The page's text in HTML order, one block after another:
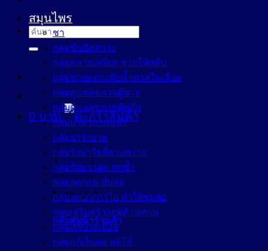
ค้นหา:
0 บาท
ไม่มีสินค้าในตะกร้า
กลับสู่หน้าร้านค้า
สมุนไพร
ชา
กลุ่มขับปัสสาวะ
กลุ่มคลายเครียด ช่วยให้หลับ
กลุ่มช่วยลดระดับน้ำตาลในเลือด
กลุ่มดูแลสุขภาพผู้ชาย
กลุ่มดูแลสุขภาพผู้หญิง
กลุ่มยาทาภายนอก
กลุ่มยาระบาย
กลุ่มรักษาริดสีดวงทวาร
กลุ่มรักษาแผล ฟกช้ำ
กลุ่มลดกรด ขับลม
กลุ่มลดอาการไอ ทำให้ชุ่มคอ
กลุ่มเสริมสร้างภูมิต้านทาน
กลุ่มแก้ปวดเมื่อย
กลุ่มแก้เจ็บคอ ลดไข้